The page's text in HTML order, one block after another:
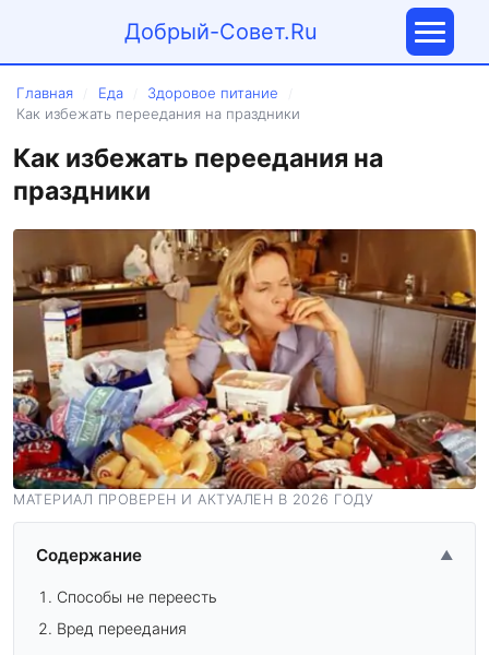
Добрый-Совет.Ru
Главная Еда Здоровое питание
Как избежать переедания на праздники
Как избежать переедания на
праздники
МАТЕРИАЛ ПРОВЕРЕН И АКТУАЛЕН В 2026 ГОДУ
Содержание ▲
Способы не переесть
Вред переедания